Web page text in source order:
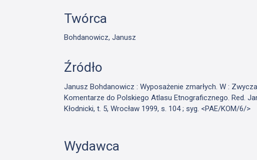
Twórca
Bohdanowicz, Janusz
Źródło
Janusz Bohdanowicz : Wyposażenie zmarłych. W :
Komentarze do Polskiego Atlasu Etnograficznego. Red.
Kłodnicki, t. 5, Wrocław 1999, s. 104 ; syg. <PAE/KOM/6/>
Wydawca